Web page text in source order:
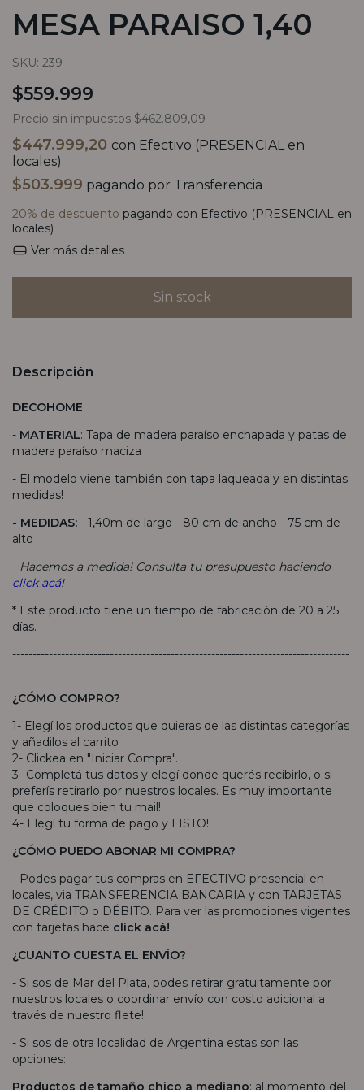
MESA PARAISO 1,40
SKU: 239
$559.999
Precio sin impuestos $462.809,09
$447.999,20 con Efectivo (PRESENCIAL en
locales)
$503.999 pagando por Transferencia
20% de descuento pagando con Efectivo (PRESENCIAL en
locales)
Ver más detalles
Descripción
DECOHOME
- MATERIAL: Tapa de madera paraíso enchapada y patas de
madera paraíso maciza
- El modelo viene también con tapa laqueada y en distintas
medidas!
- MEDIDAS: - 1,40m de largo - 80 cm de ancho - 75 cm de
alto
- Hacemos a medida! Consulta tu presupuesto haciendo
click acá!
* Este producto tiene un tiempo de fabricación de 20 a 25
días.
-----------------------------------------------------------------------------------
-----------------------------------------------
¿CÓMO COMPRO?
1- Elegí los productos que quieras de las distintas categorías
y añadilos al carrito
2- Clickea en "Iniciar Compra".
3- Completá tus datos y elegí donde querés recibirlo, o si
preferís retirarlo por nuestros locales. Es muy importante
que coloques bien tu mail!
4- Elegí tu forma de pago y LISTO!.
¿CÓMO PUEDO ABONAR MI COMPRA?
- Podes pagar tus compras en EFECTIVO presencial en
locales, via TRANSFERENCIA BANCARIA y con TARJETAS
DE CRÉDITO o DÉBITO. Para ver las promociones vigentes
con tarjetas hace click acá!
¿CUANTO CUESTA EL ENVÍO?
- Si sos de Mar del Plata, podes retirar gratuitamente por
nuestros locales o coordinar envío con costo adicional a
través de nuestro flete!
- Si sos de otra localidad de Argentina estas son las
opciones: